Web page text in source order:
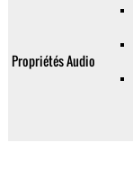
Propriétés Audio